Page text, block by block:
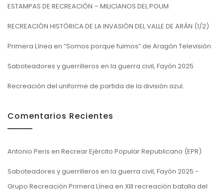
ESTAMPAS DE RECREACIÓN – MILICIANOS DEL POUM
RECREACIÓN HISTÓRICA DE LA INVASIÓN DEL VALLE DE ARÁN (1/2)
Primera Línea en “Somos porque fuimos” de Aragón Televisión
Saboteadores y guerrilleros en la guerra civil, Fayón 2025
Recreación del uniforme de partida de la división azul.
Comentarios Recientes
Antonio Peris en Recrear Ejército Popular Republicano (EPR)
Saboteadores y guerrilleros en la guerra civil, Fayón 2025 -
Grupo Recreación Primera Línea en XIII recreación batalla del